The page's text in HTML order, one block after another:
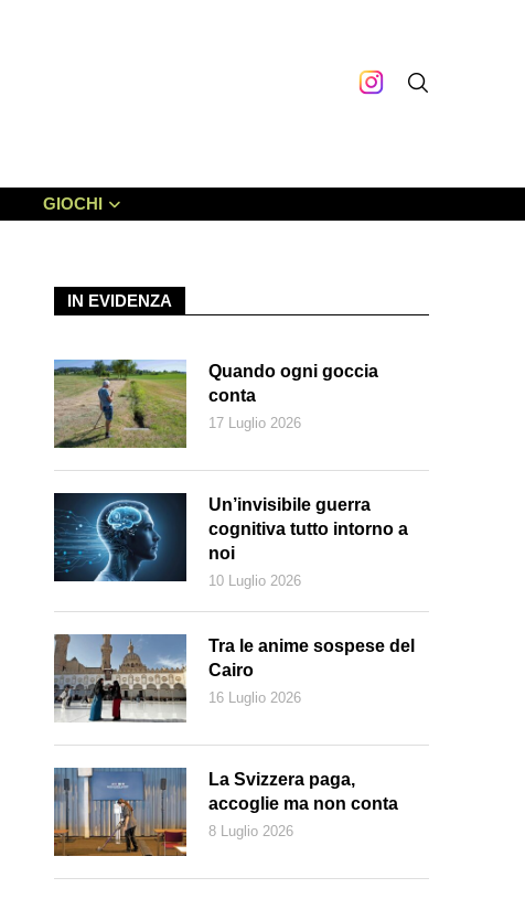
GIOCHI
IN EVIDENZA
Quando ogni goccia
conta
17 Luglio 2026
Un’invisibile guerra
cognitiva tutto intorno a
noi
10 Luglio 2026
Tra le anime sospese del
Cairo
16 Luglio 2026
La Svizzera paga,
accoglie ma non conta
8 Luglio 2026